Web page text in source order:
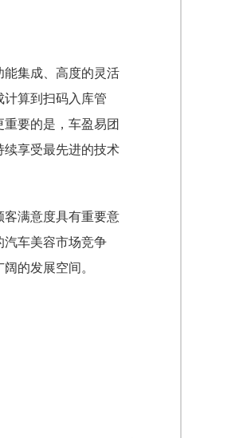
集成、高度的灵活
算到扫码入库管
要的是，车盈易团
续享受最先进的技术
满意度具有重要意
汽车美容市场竞争
的发展空间。